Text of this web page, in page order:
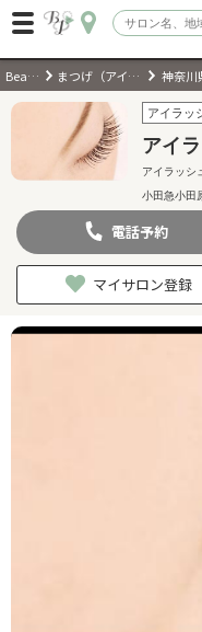
ログ
会員登録
キーワード検索
ジャンルを選択
キーワードで検索
現在地
BeautyPark まつげ（アイラッシュ）サロン
アイラッ
アイ
アイラッシ
小田急小田
電話予約
マイサロン登録